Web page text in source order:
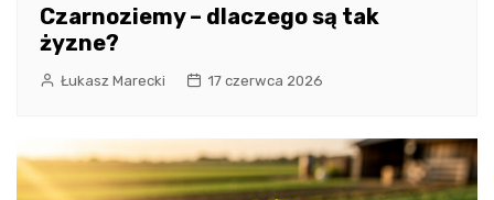
Czarnoziemy – dlaczego są tak
żyzne?
Łukasz Marecki 17 czerwca 2026